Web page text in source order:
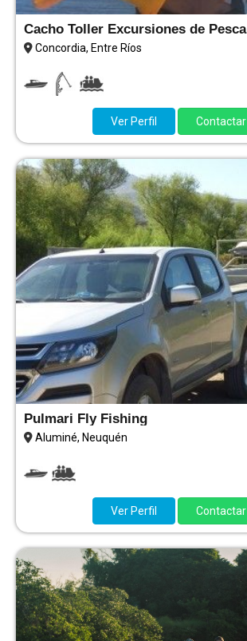
Cacho Toller Excursiones de Pesca
Concordia, Entre Ríos
Ver Perfil Contactar
Pulmari Fly Fishing
Aluminé, Neuquén
Ver Perfil Contactar